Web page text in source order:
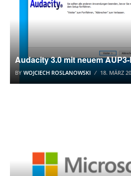
Audacity 3.0 mit neuem
BY WOJCIECH ROSLANOWSKI 18. MÄRZ